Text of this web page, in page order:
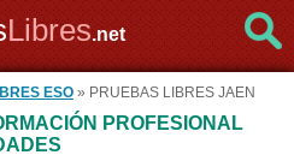
Libres.net
ESO » PRUEBAS LIBRES JAEN
PROFESIONAL